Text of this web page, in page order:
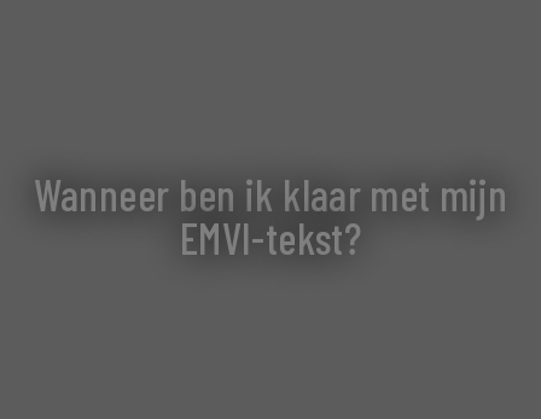
Wanneer ben ik klaar met mijn
EMVI-tekst?